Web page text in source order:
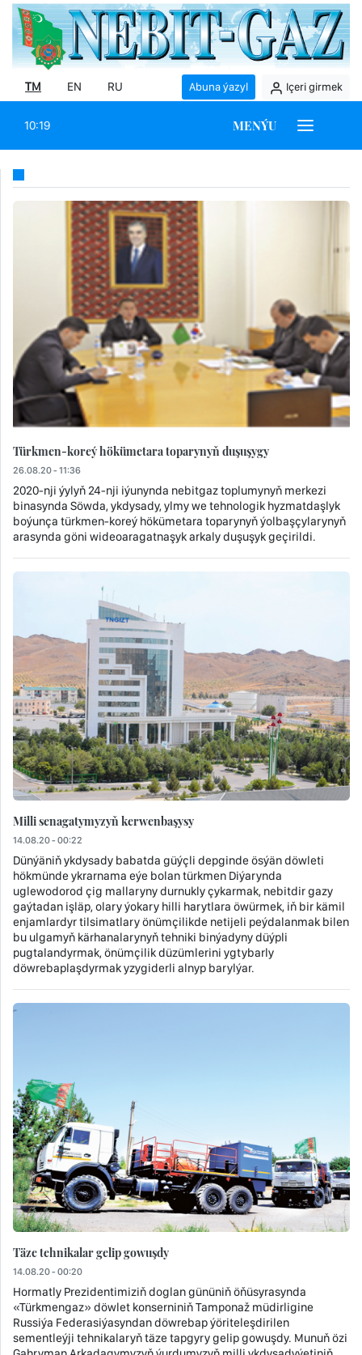
TM EN RU Abuna ýazyl Içeri girmek
10:19 MENÝU
Türkmen-koreý hökümetara toparynyň duşuşygy
26.08.20 - 11:36
2020-nji ýylyň 24-nji iýunynda nebitgaz toplumynyň merkezi
binasynda Söwda, ykdysady, ylmy we tehnologik hyzmatdaşlyk
boýunça türkmen-koreý hökümetara toparynyň ýolbaşçylarynyň
arasynda göni wideoaragatnaşyk arkaly duşuşyk geçirildi.
Milli senagatymyzyň kerwenbaşysy
14.08.20 - 00:22
Dünýäniň ykdysady babatda güýçli depginde ösýän döwleti
hökmünde ykrarnama eýe bolan türkmen Diýarynda
uglewodorod çig mallaryny durnukly çykarmak, nebitdir gazy
gaýtadan işläp, olary ýokary hilli harytlara öwürmek, iň bir kämil
enjamlardyr tilsimatlary önümçilikde netijeli peýdalanmak bilen
bu ulgamyň kärhanalarynyň tehniki binýadyny düýpli
pugtalandyrmak, önümçilik düzümlerini ygtybarly
döwrebaplaşdyrmak yzygiderli alnyp barylýar.
Täze tehnikalar gelip gowuşdy
14.08.20 - 00:20
Hormatly Prezidentimiziň doglan gününiň öňüsyrasynda
«Türkmengaz» döwlet konserniniň Tamponaž müdirligine
Russiýa Federasiýasyndan döwrebap ýöriteleşdirilen
sementleýji tehnikalaryň täze tapgyry gelip gowuşdy. Munuň özi